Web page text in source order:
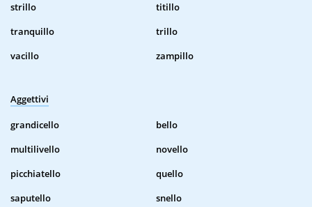
strillo
titillo
tranquillo
trillo
vacillo
zampillo
Aggettivi
grandicello
bello
multilivello
novello
picchiatello
quello
saputello
snello